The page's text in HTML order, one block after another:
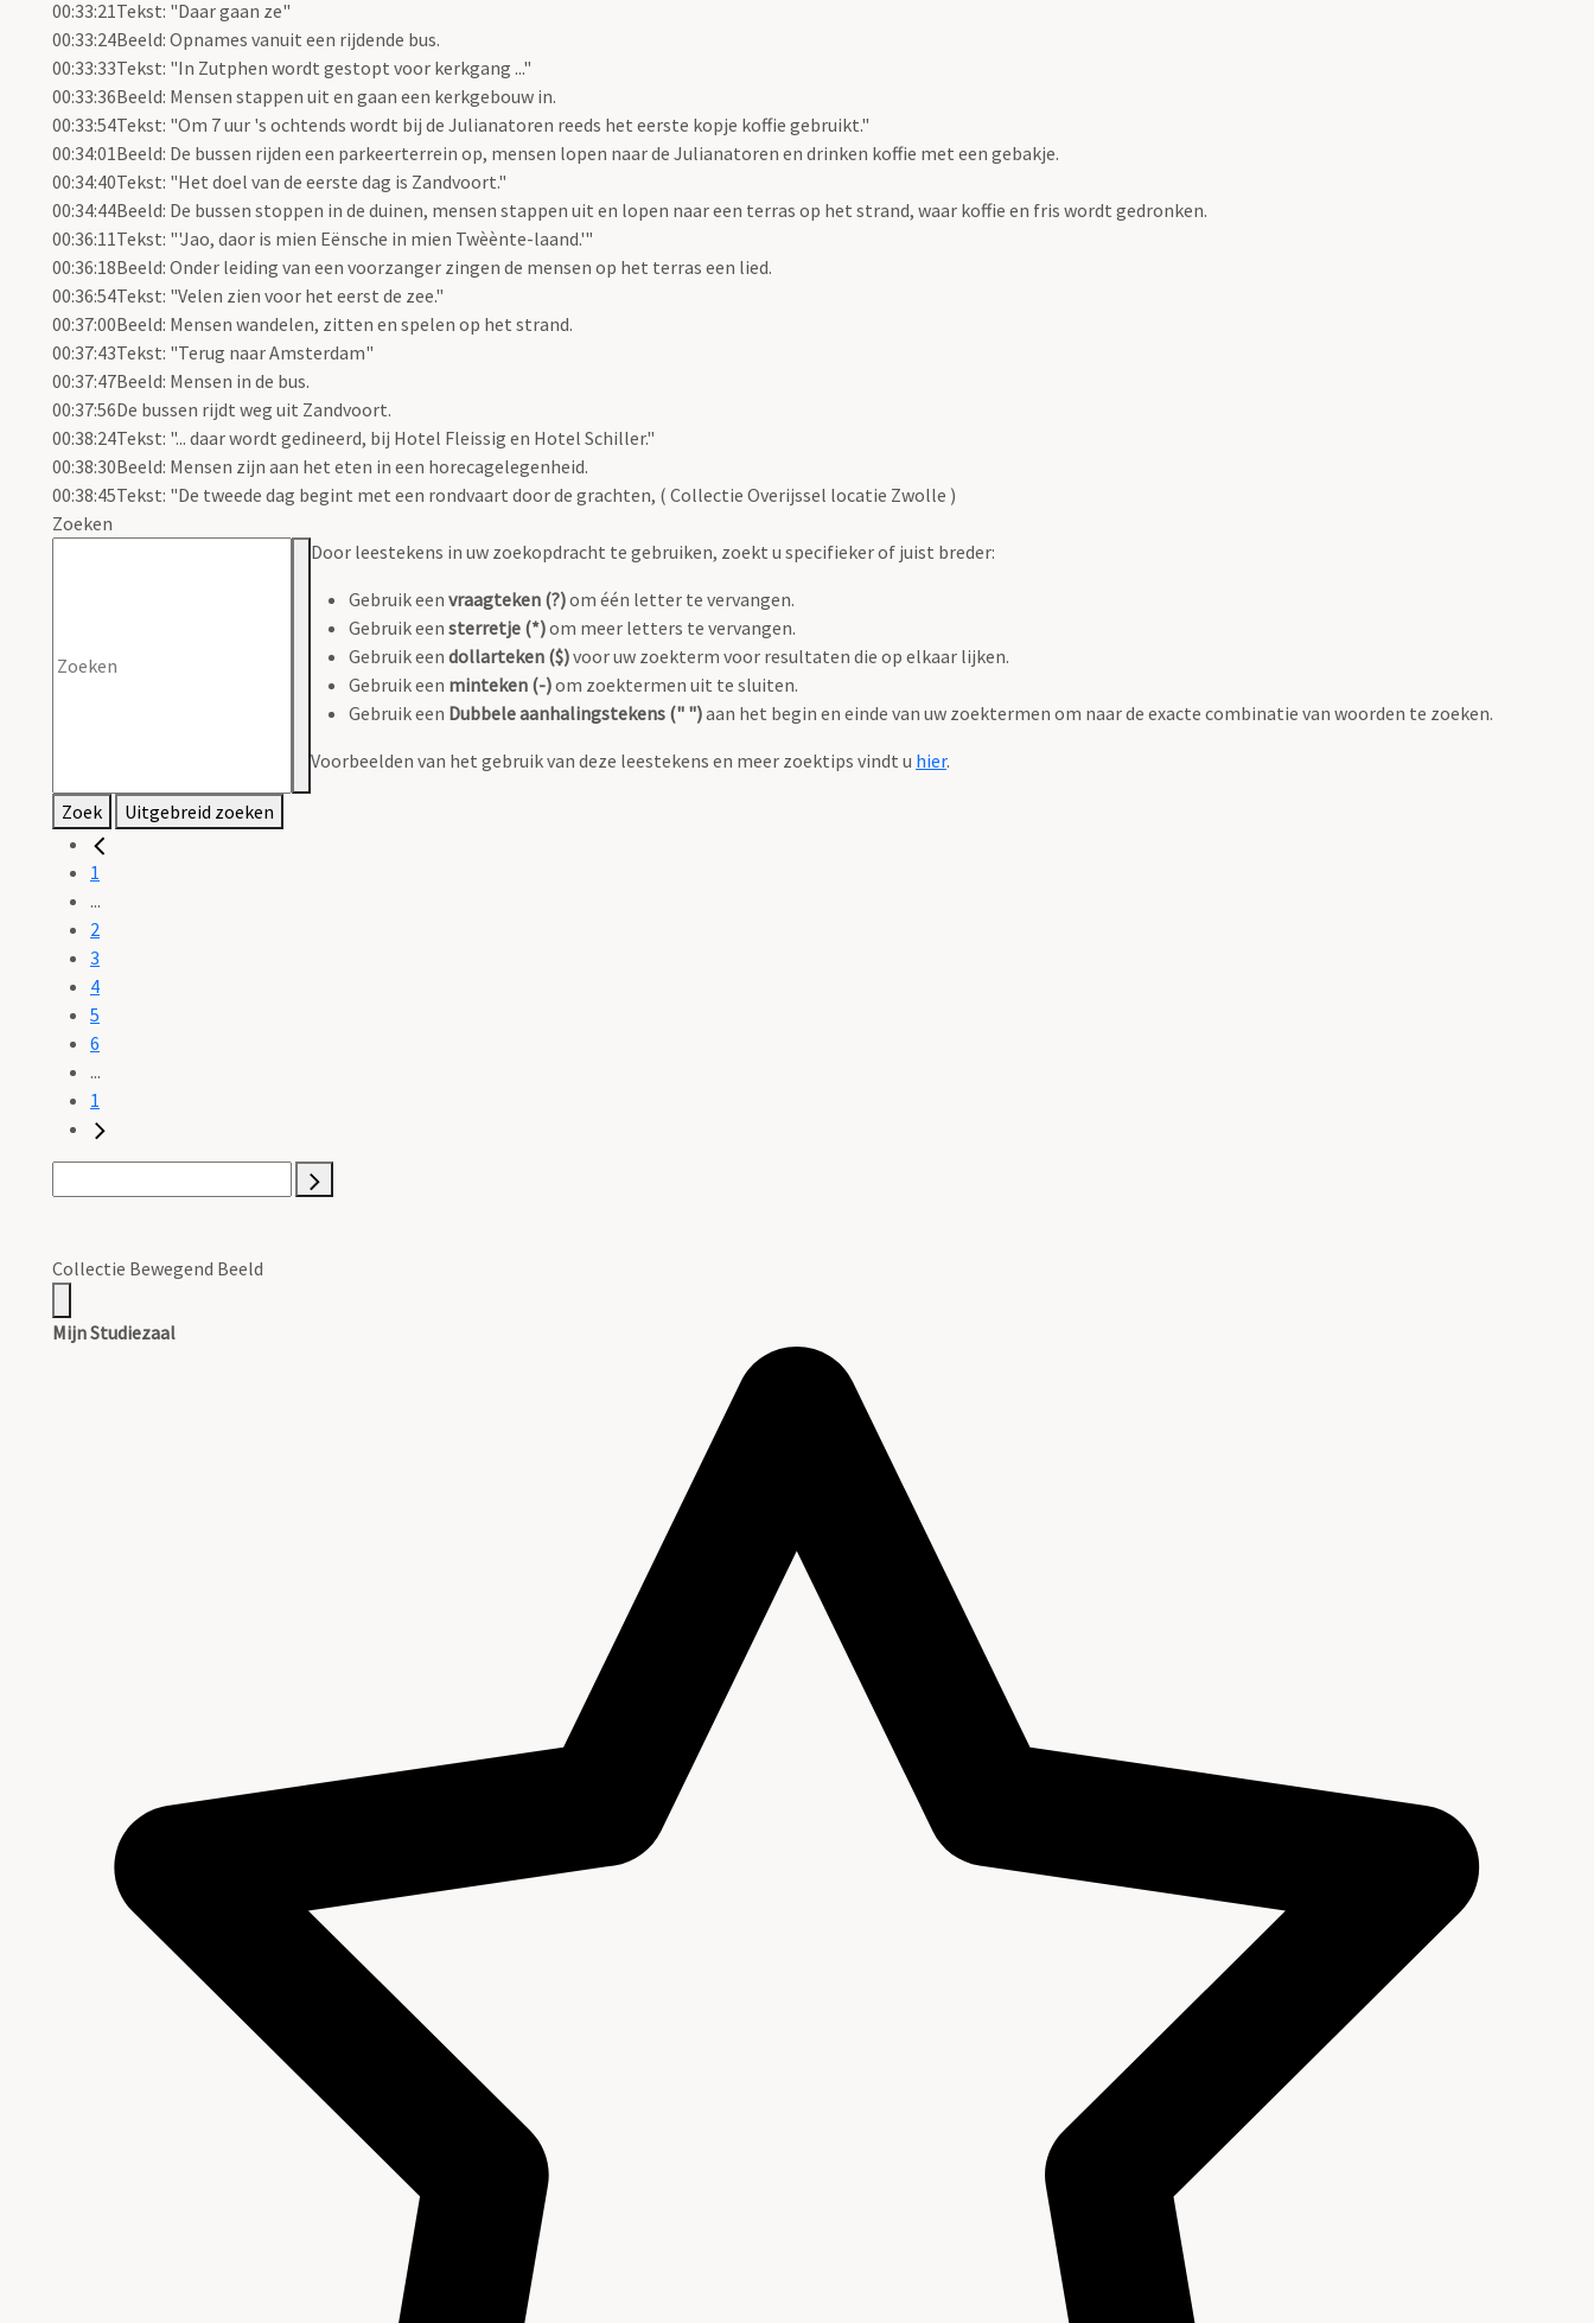
00:33:21Tekst: "Daar gaan ze"
00:33:24Beeld: Opnames vanuit een rijdende bus.
00:33:33Tekst: "In Zutphen wordt gestopt voor kerkgang ..."
00:33:36Beeld: Mensen stappen uit en gaan een kerkgebouw in.
00:33:54Tekst: "Om 7 uur 's ochtends wordt bij de Julianatoren reeds het eerste kopje koffie gebruikt."
00:34:01Beeld: De bussen rijden een parkeerterrein op, mensen lopen naar de Julianatoren en drinken koffie met een gebakje.
00:34:40Tekst: "Het doel van de eerste dag is Zandvoort."
00:34:44Beeld: De bussen stoppen in de duinen, mensen stappen uit en lopen naar een terras op het strand, waar koffie en fris wordt gedronken.
00:36:11Tekst: "'Jao, daor is mien Eënsche in mien Twèènte-laand.'"
00:36:18Beeld: Onder leiding van een voorzanger zingen de mensen op het terras een lied.
00:36:54Tekst: "Velen zien voor het eerst de zee."
00:37:00Beeld: Mensen wandelen, zitten en spelen op het strand.
00:37:43Tekst: "Terug naar Amsterdam"
00:37:47Beeld: Mensen in de bus.
00:37:56De bussen rijdt weg uit Zandvoort.
00:38:24Tekst: "... daar wordt gedineerd, bij Hotel Fleissig en Hotel Schiller."
00:38:30Beeld: Mensen zijn aan het eten in een horecagelegenheid.
00:38:45Tekst: "De tweede dag begint met een rondvaart door de grachten, ( Collectie Overijssel locatie Zwolle )
Zoeken
Door leestekens in uw zoekopdracht te gebruiken, zoekt u specifieker of juist breder:
Gebruik een vraagteken (?)om één letter te vervangen.
Gebruik een sterretje (*)om meer letters te vervangen.
Gebruik een dollarteken ($)voor uw zoekterm voor resultaten die op elkaar lijken.
Gebruik een minteken (-)om zoektermen uit te sluiten.
Gebruik een Dubbele aanhalingstekens (" ")aan het begin en einde van uw zoektermen om naar de exacte combinatie van woorden te zoeken.
Voorbeelden van het gebruik van deze leestekens en meer zoektips vindt u hier.
Zoek Uitgebreid zoeken
1
...
2
3
4
5
6
...
1
Collectie Bewegend Beeld
Mijn Studiezaal